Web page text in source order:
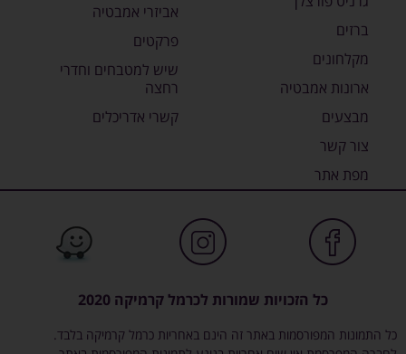
ברזים
מקלחונים
ארונות אמבטיה
מבצעים
צור קשר
מפת אתר
אביזרי אמבטיה
פרקטים
שיש למטבחים וחדרי
רחצה
קשרי אדריכלים
כל הזכויות שמורות לכרמל קרמיקה 2020
כל התמונות המפורסמות באתר זה הינם באחריות כרמל קרמיקה בלבד.